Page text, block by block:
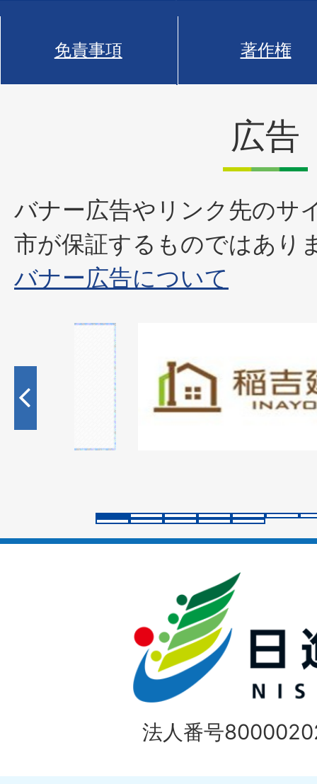
免責事項 著作権
広告
バナー広告やリンク先のサ
市が保証するものではあり
バナー広告について
枚
イ
法人番号